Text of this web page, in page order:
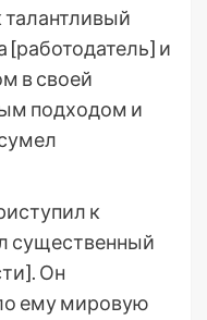
талантливый
[работодатель] и
в своей
подходом и
к
существенный
Он
ему мировую